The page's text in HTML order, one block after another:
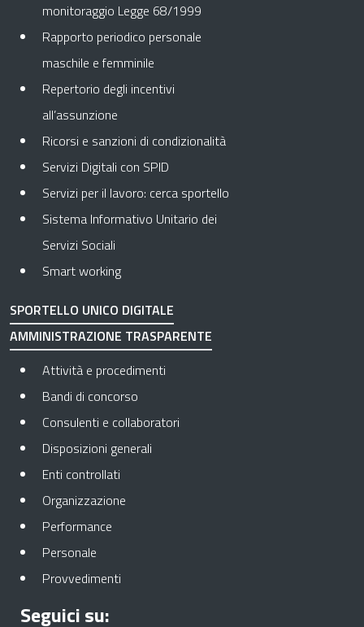
monitoraggio Legge 68/1999
Rapporto periodico personale
maschile e femminile
Repertorio degli incentivi
all’assunzione
Ricorsi e sanzioni di condizionalità
Servizi Digitali con SPID
Servizi per il lavoro: cerca sportello
Sistema Informativo Unitario dei
Servizi Sociali
Smart working
SPORTELLO UNICO DIGITALE
AMMINISTRAZIONE TRASPARENTE
Attività e procedimenti
Bandi di concorso
Consulenti e collaboratori
Disposizioni generali
Enti controllati
Organizzazione
Performance
Personale
Provvedimenti
Seguici su: